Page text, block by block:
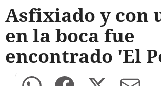
Asfixiado y con
en la boca fue
encontrado 'El